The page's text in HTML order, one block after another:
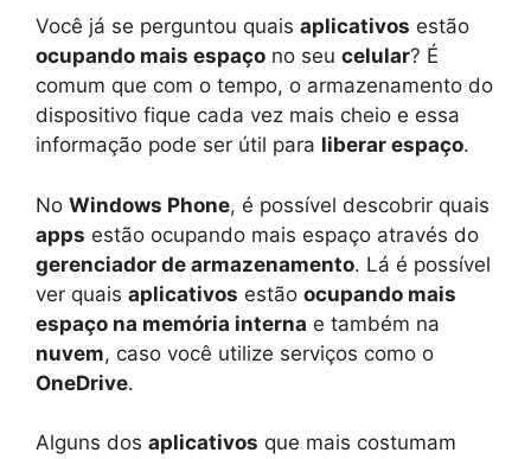
Você já se perguntou quais aplicativos estão
ocupando mais espaço no seu celular? É
comum que com o tempo, o armazenamento do
dispositivo fique cada vez mais cheio e essa
informação pode ser útil para liberar espaço.
No Windows Phone, é possível descobrir quais
apps estão ocupando mais espaço através do
gerenciador de armazenamento. Lá é possível
ver quais aplicativos estão ocupando mais
espaço na memória interna e também na
nuvem, caso você utilize serviços como o
OneDrive.
Alguns dos aplicativos que mais costumam